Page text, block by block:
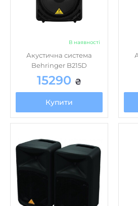
Акустична система
15290₴
Купити